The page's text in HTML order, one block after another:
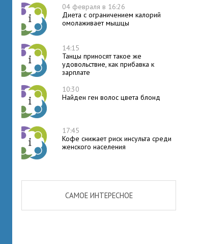
04 февраля в 16:26
Диета с ограничением калорий
омолаживает мышцы
14:15
Танцы приносят такое же
удовольствие, как прибавка к
зарплате
10:30
Найден ген волос цвета блонд
17:45
Кофе снижает риск инсульта среди
женского населения
САМОЕ ИНТЕРЕСНОЕ